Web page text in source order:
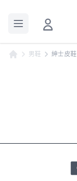
男鞋 紳士皮鞋